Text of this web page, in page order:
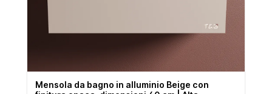
Mensola da bagno in alluminio Beige con